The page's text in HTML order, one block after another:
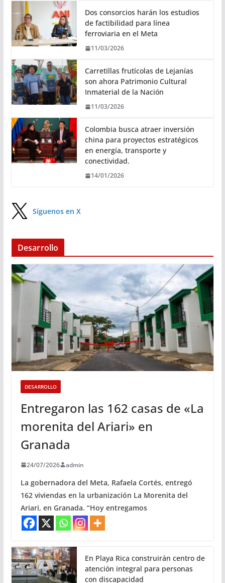
Dos consorcios harán los estudios
de factibilidad para línea
ferroviaria en el Meta
11/03/2026
Carretillas frutícolas de Lejanías
son ahora Patrimonio Cultural
Inmaterial de la Nación
11/03/2026
Colombia busca atraer inversión
china para proyectos estratégicos
en energía, transporte y
conectividad.
14/01/2026
Síguenos en X
Desarrollo
DESARROLLO
Entregaron las 162 casas de «La
morenita del Ariari» en
Granada
24/07/2026 admin
La gobernadora del Meta, Rafaela Cortés, entregó
162 viviendas en la urbanización La Morenita del
Ariari, en Granada. “Hoy entregamos
En Playa Rica construirán centro de
atención integral para personas
con discapacidad